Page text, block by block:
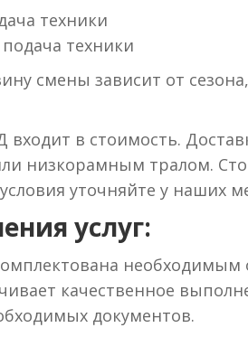
техники
техники
смены зависит от
входит в стоимость.
низкорамным тралом.
уточняйте у наших
услуг:
необходимым
качественное
документов.